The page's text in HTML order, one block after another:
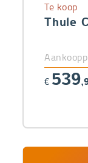
Thule
Te koop
€ 539